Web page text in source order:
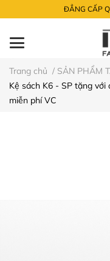
ĐẲNG CẤP
Trang chủ / SẢN PHẨM
Kệ sách K6 - SP tặng
miễn phí VC